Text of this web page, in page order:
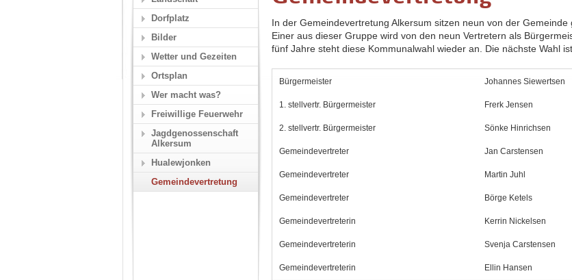
In der Gemeindevertretung Alkersum sitzen neun von der Gemeinde
Einer aus dieser Gruppe wird von den neun Vertretern als
fünf Jahre steht diese Kommunalwahl wieder an. Die nächste Wahl
Bürgermeister Johannes Siewertsen
1. stellvertr. Bürgermeister Frerk Jensen
2. stellvertr. Bürgermeister Sönke Hinrichsen
Gemeindevertreter Jan Carstensen
Gemeindevertreter Martin Juhl
Gemeindevertreter Börge Ketels
Gemeindevertreterin Kerrin Nickelsen
Gemeindevertreterin Svenja Carstensen
Gemeindevertreterin Ellin Hansen
Dorfplatz
Bilder
Wetter und Gezeiten
Ortsplan
Wer macht was?
Freiwillige Feuerwehr
Jagdgenossenschaft
Alkersum
Hualewjonken
Gemeindevertretung